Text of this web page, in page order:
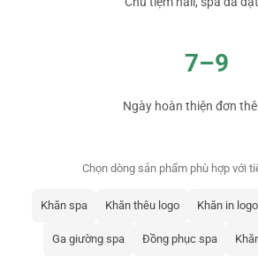
7–9
Ngày hoàn thiện đơn
Chọn dòng sản phẩm phù hợp với
Khăn spa Khăn thêu logo Khăn in logo
Ga giường spa Đồng phục spa